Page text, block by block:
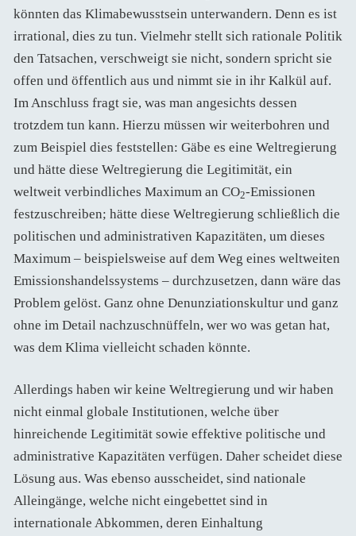
könnten das Klimabewusstsein unterwandern. Denn es ist
irrational, dies zu tun. Vielmehr stellt sich rationale Politik
den Tatsachen, verschweigt sie nicht, sondern spricht sie
offen und öffentlich aus und nimmt sie in ihr Kalkül auf.
Im Anschluss fragt sie, was man angesichts dessen
trotzdem tun kann. Hierzu müssen wir weiterbohren und
zum Beispiel dies feststellen: Gäbe es eine Weltregierung
und hätte diese Weltregierung die Legitimität, ein
weltweit verbindliches Maximum an CO2-Emissionen
festzuschreiben; hätte diese Weltregierung schließlich die
politischen und administrativen Kapazitäten, um dieses
Maximum – beispielsweise auf dem Weg eines weltweiten
Emissionshandelssystems – durchzusetzen, dann wäre das
Problem gelöst. Ganz ohne Denunziationskultur und ganz
ohne im Detail nachzuschnüffeln, wer wo was getan hat,
was dem Klima vielleicht schaden könnte.
Allerdings haben wir keine Weltregierung und wir haben
nicht einmal globale Institutionen, welche über
hinreichende Legitimität sowie effektive politische und
administrative Kapazitäten verfügen. Daher scheidet diese
Lösung aus. Was ebenso ausscheidet, sind nationale
Alleingänge, welche nicht eingebettet sind in
internationale Abkommen, deren Einhaltung